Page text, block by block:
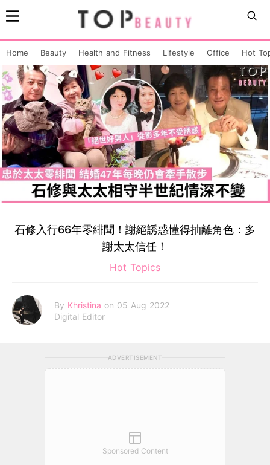
Home Beauty Health and Fitness Lifestyle Office Hot
石修入行66年零緋聞！謝絕誘惑懂得抽離角色：多
謝太太信任！
Hot Topics
By Khristina on 05 Aug 2022
Digital Editor
ADVERTISEMENT
Sponsored Content